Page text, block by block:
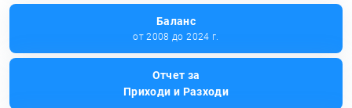
Баланс
от 2008 до 2024 г.
Отчет за
Приходи и Разходи